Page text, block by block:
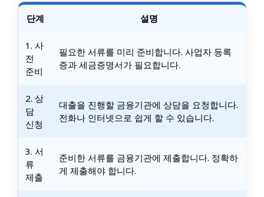
단계 설명
1. 사
전
준비
필요한 서류를 미리 준비합니다. 사업자 등록
증과 세금증명서가 필요합니다.
2. 상
담
신청
대출을 진행할 금융기관에 상담을 요청합니다.
전화나 인터넷으로 쉽게 할 수 있습니다.
3. 서
류
제출
준비한 서류를 금융기관에 제출합니다. 정확하
게 제출해야 합니다.